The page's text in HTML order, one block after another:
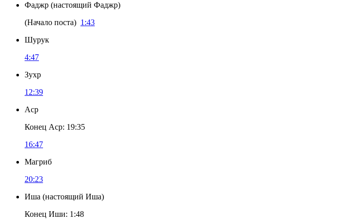
Фаджр (настоящий Фаджр)
(Начало поста) 1:43
Шурук
4:47
Зухр
12:39
Аср
Конец Аср: 19:35
16:47
Магриб
20:23
Иша (настоящий Иша)
Конец Иши: 1:48